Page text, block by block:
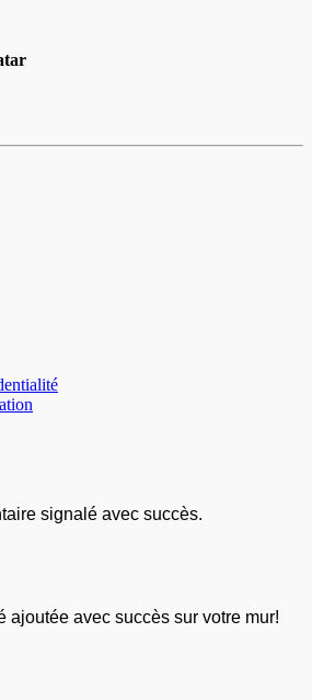
signalé avec succès.
ajoutée avec succès sur votre mur!